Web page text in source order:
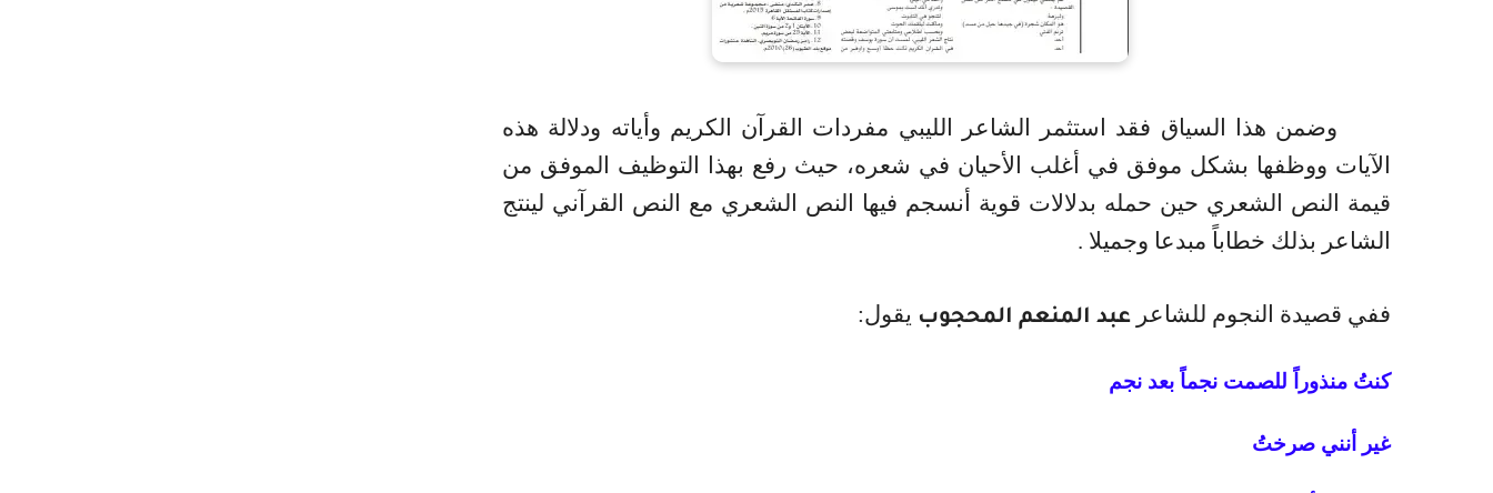
وضمن هذا السياق فقد استثمر الشاعر الليبي مفردات القرآن الكريم وأياته ودلالة هذه
الآيات ووظفها بشكل موفق في أغلب الأحيان في شعره، حيث رفع بهذا التوظيف الموفق من
قيمة النص الشعري حين حمله بدلالات قوية أنسجم فيها النص الشعري مع النص القرآني لينتج
الشاعر بذلك خطاباً مبدعا وجميلا .
ففي قصيدة النجوم للشاعر عبد المنعم المحجوب يقول:
كنتُ منذوراً للصمت نجماً بعد نجم
غير أنني صرختُ